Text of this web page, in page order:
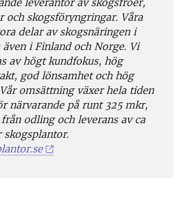
leverantör av skogsfröer,
och skogsföryngringar. Våra
delar av skogsnäringen i
även i Finland och Norge. Vi
av högt kundfokus, hög
god lönsamhet och hög
omsättning växer hela tiden
närvarande på runt 325 mkr,
odling och leverans av ca
skogsplantor.